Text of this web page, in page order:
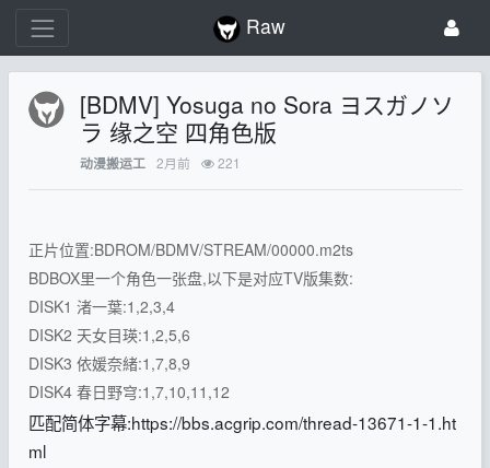
Raw
[BDMV] Yosuga no Sora ヨスガノソ
ラ 缘之空 四角色版
动漫搬运工 2月前 221
正片位置:BDROM/BDMV/STREAM/00000.m2ts
BDBOX里一个角色一张盘,以下是对应TV版集数:
DISK1 渚一葉:1,2,3,4
DISK2 天女目瑛:1,2,5,6
DISK3 依媛奈緒:1,7,8,9
DISK4 春日野穹:1,7,10,11,12
匹配简体字幕:https://bbs.acgrip.com/thread-13671-1-1.ht
ml